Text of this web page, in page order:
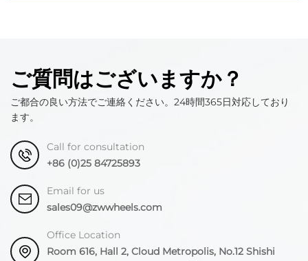
ご質問はございますか？
ご都合の良い方法でご連絡ください。24時間365日対応しており
ます。
Call for consultation
+86 (0)25 84725893
Email for us
sales09@zwwheels.com
Office Location
Room 616, Hall 2, Cloud Metropolis, No.12 Shishi